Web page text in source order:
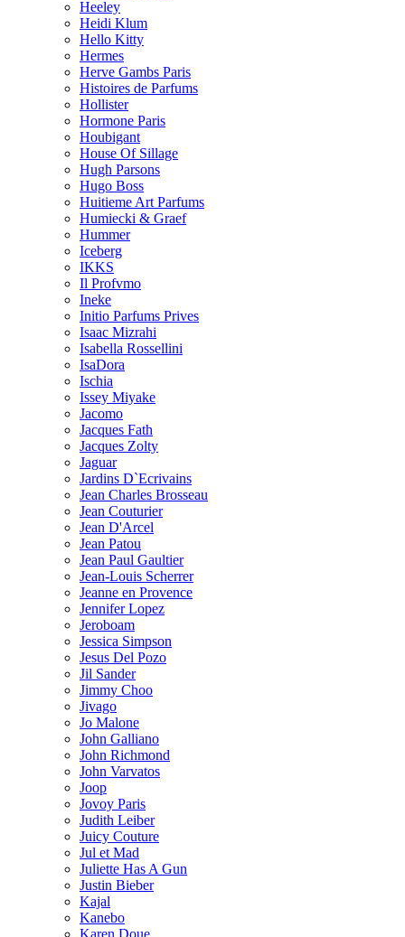
Heeley
Heidi Klum
Hello Kitty
Hermes
Herve Gambs Paris
Histoires de Parfums
Hollister
Hormone Paris
Houbigant
House Of Sillage
Hugh Parsons
Hugo Boss
Huitieme Art Parfums
Humiecki & Graef
Hummer
Iceberg
IKKS
Il Profvmo
Ineke
Initio Parfums Prives
Isaac Mizrahi
Isabella Rossellini
IsaDora
Ischia
Issey Miyake
Jacomo
Jacques Fath
Jacques Zolty
Jaguar
Jardins D`Ecrivains
Jean Charles Brosseau
Jean Couturier
Jean D'Arcel
Jean Patou
Jean Paul Gaultier
Jean-Louis Scherrer
Jeanne en Provence
Jennifer Lopez
Jeroboam
Jessica Simpson
Jesus Del Pozo
Jil Sander
Jimmy Choo
Jivago
Jo Malone
John Galliano
John Richmond
John Varvatos
Joop
Jovoy Paris
Judith Leiber
Juicy Couture
Jul et Mad
Juliette Has A Gun
Justin Bieber
Kajal
Kanebo
Karen Doue